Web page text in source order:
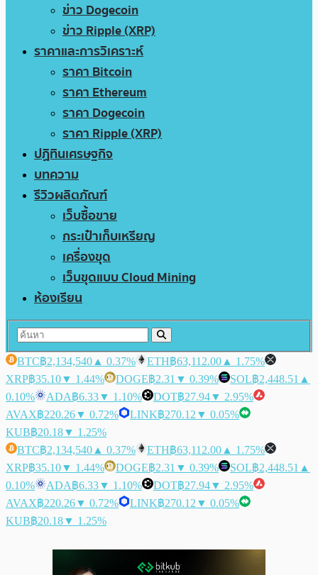
ข่าว Dogecoin
ข่าว Ripple (XRP)
ราคาและการวิเคราะห์
ราคา Bitcoin
ราคา Ethereum
ราคา Dogecoin
ราคา Ripple (XRP)
ปฏิทินเศรษฐกิจ
บทความ
รีวิวผลิตภัณฑ์
เว็บซื้อขาย
กระเป๋าเก็บเหรียญ
เครื่องขุด
เว็บขุดแบบ Cloud Mining
ห้องเรียน
BTC฿2,134,540 ▲ 0.37% ETH฿63,112.00 ▲ 1.75%
XRP฿35.10▼ 1.44% DOGE฿2.31 ▼ 0.39% SOL฿2,448.51 ▲
0.10%
ADA฿6.33▼ 1.10% DOT฿27.94▼ 2.95%
AVAX฿220.26▼ 0.72% LINK฿270.12 ▼ 0.05%
KUB฿20.18▼ 1.25%
BTC฿2,134,540 ▲ 0.37% ETH฿63,112.00 ▲ 1.75%
XRP฿35.10▼ 1.44% DOGE฿2.31 ▼ 0.39% SOL฿2,448.51 ▲
0.10%
ADA฿6.33▼ 1.10% DOT฿27.94▼ 2.95%
AVAX฿220.26▼ 0.72% LINK฿270.12 ▼ 0.05%
KUB฿20.18▼ 1.25%